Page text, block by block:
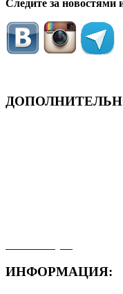
Следите за новостями
ИНФОРМАЦИЯ: